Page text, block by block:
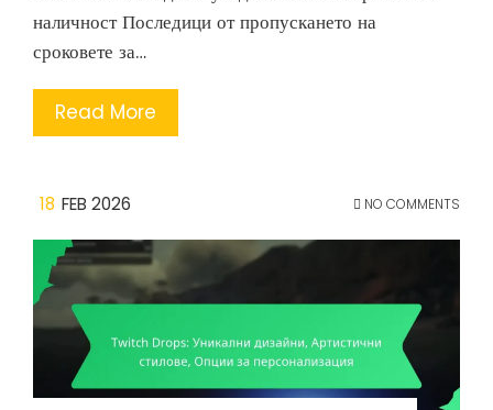
наличност Последици от пропускането на
сроковете за…
Read More
18 FEB 2026 NO COMMENTS